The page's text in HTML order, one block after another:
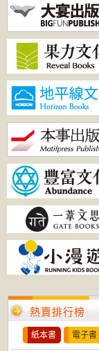
熱賣排行榜
紙本書 電子書